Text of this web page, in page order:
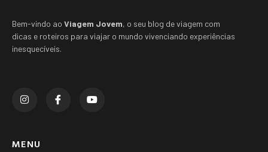
Bem-vindo ao Viagem Jovem, o seu blog de viagem com
dicas e roteiros para viajar o mundo vivenciando experiências
inesquecíveis.
MENU